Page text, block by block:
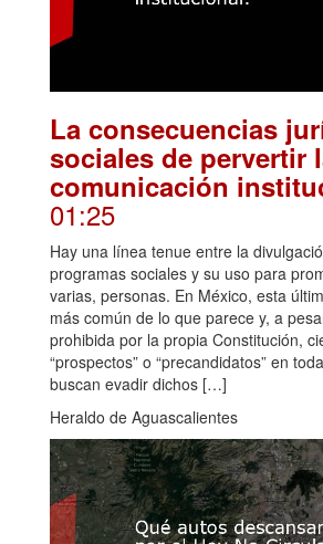
La consecuencias
sociales de pervertir
comunicación
01:25
Hay una línea tenue entre la
programas sociales y su uso para
varias, personas. En México, esta
más común de lo que parece y, a
prohibida por la propia Constitución,
“prospectos” o “precandidatos” en
buscan evadir dichos […]
Heraldo de Aguascalientes